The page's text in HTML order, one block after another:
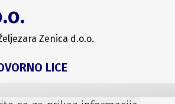
Zenica d.o.o.
LICE